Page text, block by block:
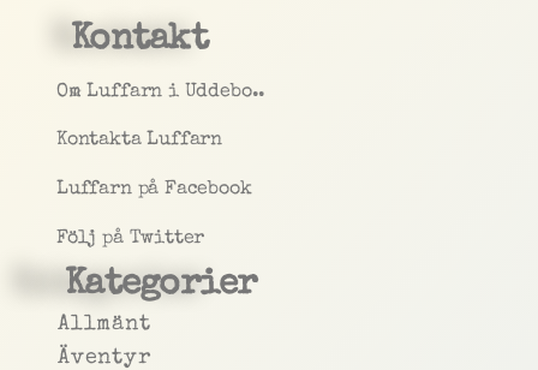
Kontakt
Om Luffarn i Uddebo..
Kontakta Luffarn
Luffarn på Facebook
Följ på Twitter
Kategorier
Allmänt
Äventyr